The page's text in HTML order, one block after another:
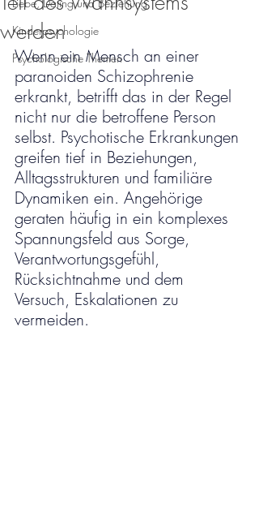
Kinderpsychologie
Psychologische Themen
werden
Wenn ein Mensch an einer
paranoiden Schizophrenie
erkrankt, betrifft das in der Regel
nicht nur die betroffene Person
selbst. Psychotische Erkrankungen
greifen tief in Beziehungen,
Alltagsstrukturen und familiäre
Dynamiken ein. Angehörige
geraten häufig in ein komplexes
Spannungsfeld aus Sorge,
Verantwortungsgefühl,
Rücksichtnahme und dem
Versuch, Eskalationen zu
vermeiden.